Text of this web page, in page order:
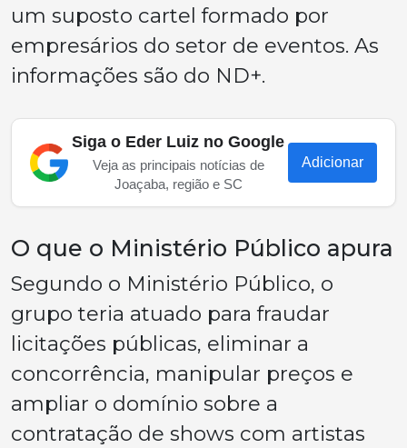
um suposto cartel formado por
empresários do setor de eventos. As
informações são do ND+.
Siga o Eder Luiz no Google
Veja as principais notícias de
Joaçaba, região e SC
Adicionar
O que o Ministério Público apura
Segundo o Ministério Público, o
grupo teria atuado para fraudar
licitações públicas, eliminar a
concorrência, manipular preços e
ampliar o domínio sobre a
contratação de shows com artistas